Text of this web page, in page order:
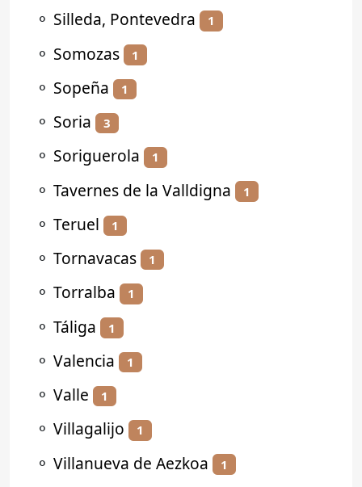
⚬ Silleda, Pontevedra 1
⚬ Somozas 1
⚬ Sopeña 1
⚬ Soria 3
⚬ Soriguerola 1
⚬ Tavernes de la Valldigna 1
⚬ Teruel 1
⚬ Tornavacas 1
⚬ Torralba 1
⚬ Táliga 1
⚬ Valencia 1
⚬ Valle 1
⚬ Villagalijo 1
⚬ Villanueva de Aezkoa 1